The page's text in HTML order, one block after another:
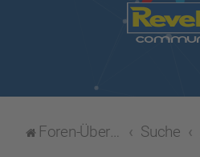
Foren-Übersicht Suche